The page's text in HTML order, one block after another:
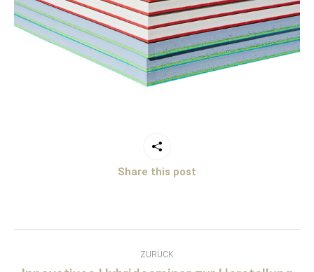
Share this post
Kommentarnavigation
ZURÜCK